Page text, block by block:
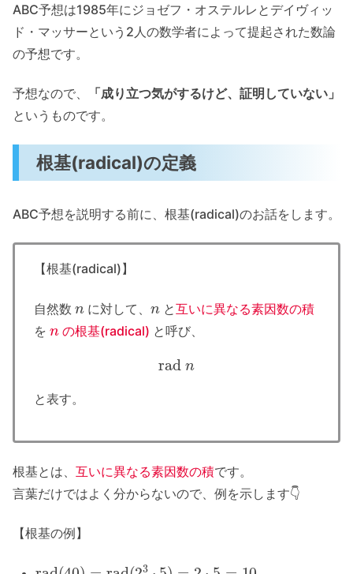
ABC予想は1985年にジョゼフ・オステルレとデイヴィッ
ド・マッサーという2人の数学者によって提起された数論
の予想です。
予想なので、
「成り立つ気がするけど、証明していない」
というものです。
根基(radical)の定義
ABC予想を説明する前に、根基(radical)のお話をします。
【根基(radical)】
自然数 に対して、 と互いに異なる素因数の積
を nの根基(radical) と呼び、
rad n
と表す。
根基とは、 互いに異なる素因数の積です。
言葉だけではよく分からないので、例を示します👇
【根基の例】
rad ( 40 rad(23 5) ⋅5 =10